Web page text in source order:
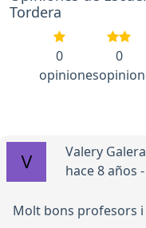
Tordera
0
opiniones
0
Valery
hace 8 años -
Molt bons profesors